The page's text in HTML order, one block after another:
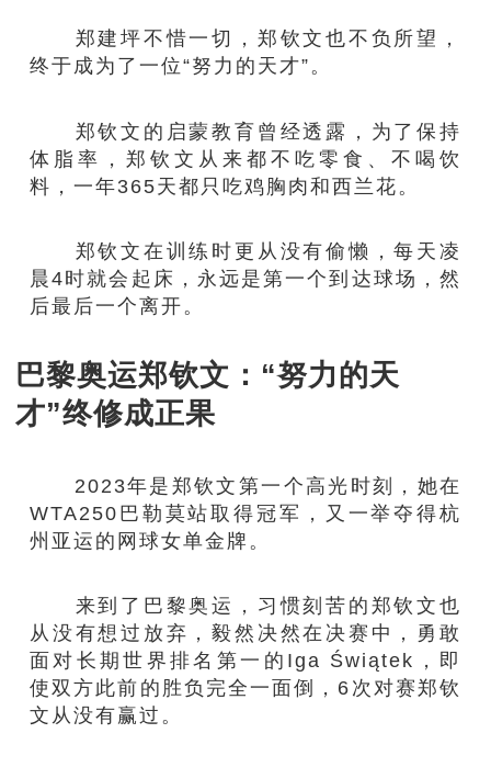
郑建坪不惜一切，郑钦文也不负所望，
终于成为了一位“努力的天才”。
郑钦文的启蒙教育曾经透露，为了保持
体脂率，郑钦文从来都不吃零食、不喝饮
料，一年365天都只吃鸡胸肉和西兰花。
郑钦文在训练时更从没有偷懒，每天凌
晨4时就会起床，永远是第一个到达球场，然
后最后一个离开。
巴黎奥运郑钦文：“努力的天
才”终修成正果
2023年是郑钦文第一个高光时刻，她在
WTA250巴勒莫站取得冠军，又一举夺得杭
州亚运的网球女单金牌。
来到了巴黎奥运，习惯刻苦的郑钦文也
从没有想过放弃，毅然决然在决赛中，勇敢
面对长期世界排名第一的Iga Świątek，即
使双方此前的胜负完全一面倒，6次对赛郑钦
文从没有赢过。